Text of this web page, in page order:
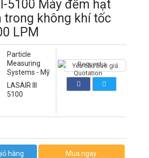
5100 Máy đếm hạt
trong không khí tốc
LPM
Particle
Measuring
Systems - Mỹ
LASAIR III
5100
Yêu cầu báo giá
hàng Mua ngay